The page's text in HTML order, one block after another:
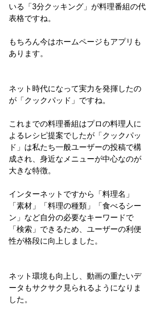
いる「3分クッキング」が料理番組の代
表格ですね。
もちろん今はホームページもアプリも
あります。
ネット時代になって実力を発揮したの
が「クックパッド」ですね。
これまでの料理番組はプロの料理人に
よるレシピ提案でしたが「クックパッ
ド」は私たち一般ユーザーの投稿で構
成され、身近なメニューが中心なのが
大きな特徴。
インターネットですから「料理名」
「素材」「料理の種類」「食べるシー
ン」など自分の必要なキーワードで
「検索」できるため、ユーザーの利便
性が格段に向上しました。
ネット環境も向上し、動画の重たいデ
ータもサクサク見られるようになりま
した。